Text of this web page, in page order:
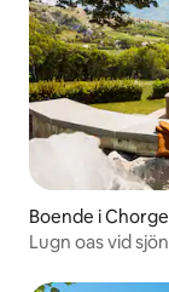
Boende i
Lugn oas vid